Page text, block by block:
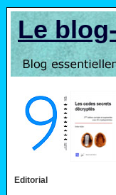
Le
Editorial